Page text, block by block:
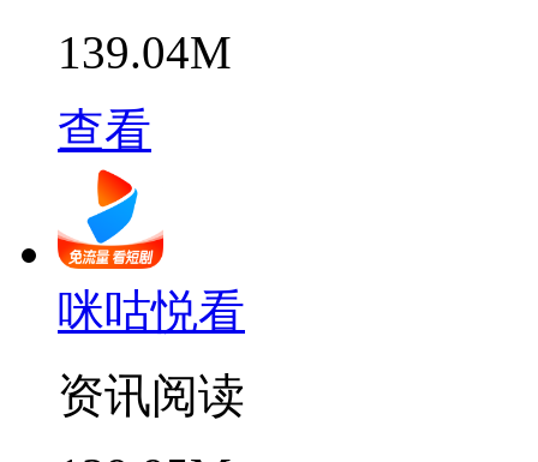
139.04M
查看
咪咕悦看
资讯阅读